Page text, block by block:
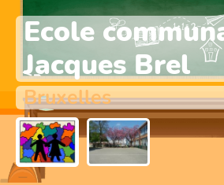
Ecole
Jacques Brel
Bruxelles